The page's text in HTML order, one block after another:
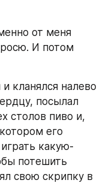
от меня
И потом
кланялся налево
посылал
столов пиво и,
его
какую-
потешить
свою скрипку в